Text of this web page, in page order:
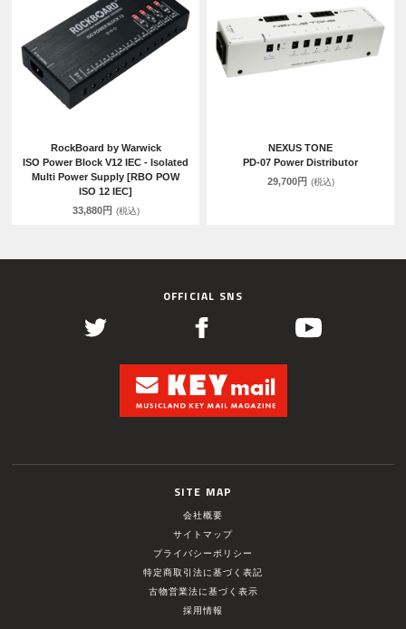
RockBoard by Warwick
ISO Power Block V12 IEC - Isolated
Multi Power Supply [RBO POW
ISO 12 IEC]
33,880円 (税込)
NEXUS TONE
PD-07 Power Distributor
29,700円 (税込)
OFFICIAL SNS
SITE MAP
会社概要
サイトマップ
プライバシーポリシー
特定商取引法に基づく表記
古物営業法に基づく表示
採用情報